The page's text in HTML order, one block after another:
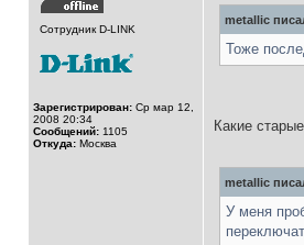
Сотрудник D-LINK
Зарегистрирован: Ср мар 12,
2008 20:34
Сообщений: 1105
Откуда: Москва
metallic
Тоже
Какие
metallic
У меня